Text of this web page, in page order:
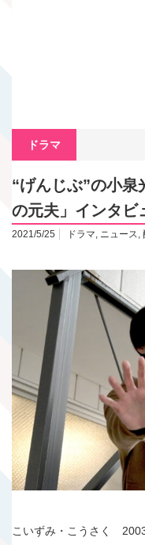
ドラマ
“げんじぶ”の小泉
の元夫」インタビ
2021/5/25 ドラマ, ニュース,
こいずみ・こうさく